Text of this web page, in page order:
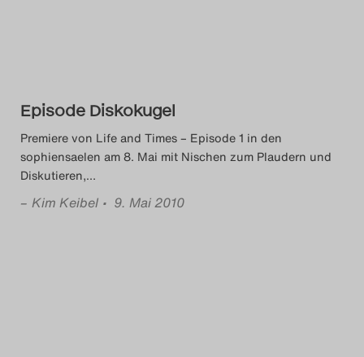
Episode Diskokugel
Premiere von Life and Times – Episode 1 in den
sophiensaelen am 8. Mai mit Nischen zum Plaudern und
Diskutieren,…
– Kim Keibel • 9. Mai 2010